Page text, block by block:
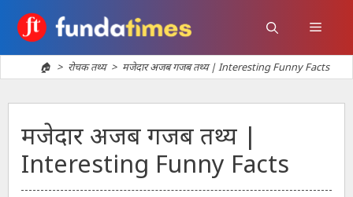
content
Menu
🏠 > रोचक तथ्य > मजेदार अजब गजब तथ्य | Interesting Funny Facts
मजेदार अजब गजब तथ्य |
Interesting Funny Facts